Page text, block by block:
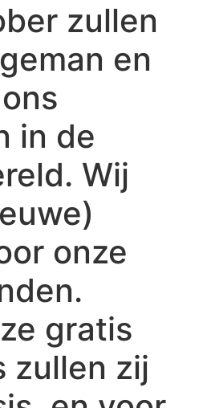
zullen
en
in de
Wij
onze
gratis
zullen zij